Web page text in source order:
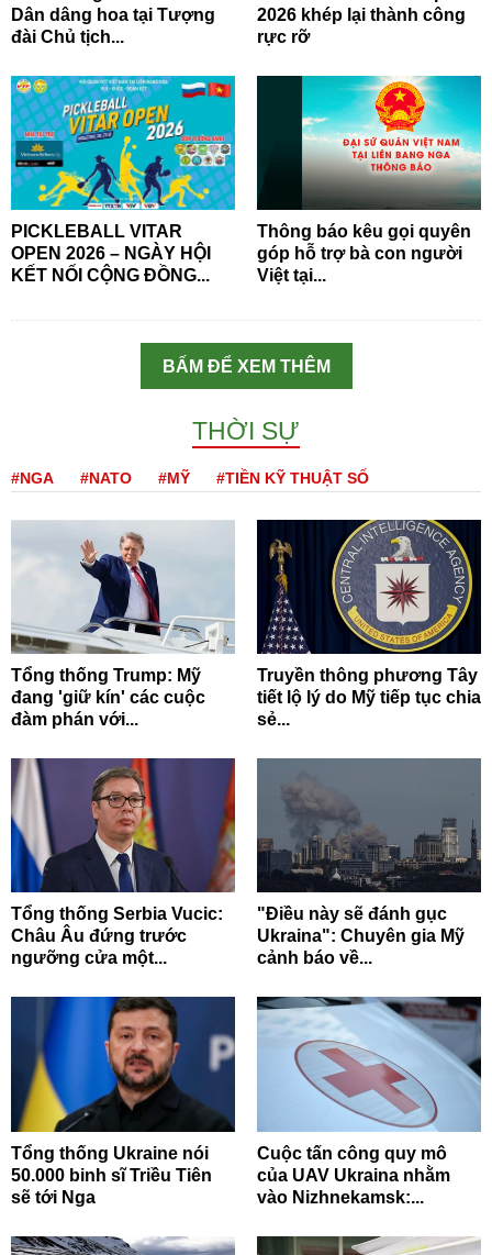
Dân dâng hoa tại Tượng
đài Chủ tịch...
2026 khép lại thành công
rực rỡ
PICKLEBALL VITAR
OPEN 2026 – NGÀY HỘI
KẾT NỐI CỘNG ĐỒNG...
Thông báo kêu gọi quyên
góp hỗ trợ bà con người
Việt tại...
BẤM ĐỂ XEM THÊM
THỜI SỰ
#NGA #NATO #MỸ #TIỀN KỸ THUẬT SỐ
Tổng thống Trump: Mỹ
đang 'giữ kín' các cuộc
đàm phán với...
Truyền thông phương Tây
tiết lộ lý do Mỹ tiếp tục chia
sẻ...
Tổng thống Serbia Vucic:
Châu Âu đứng trước
ngưỡng cửa một...
"Điều này sẽ đánh gục
Ukraina": Chuyên gia Mỹ
cảnh báo về...
Tổng thống Ukraine nói
50.000 binh sĩ Triều Tiên
sẽ tới Nga
Cuộc tấn công quy mô
của UAV Ukraina nhằm
vào Nizhnekamsk:...